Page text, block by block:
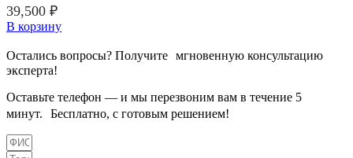
39,500 ₽
В корзину
Остались вопросы? Получите мгновенную консультацию
эксперта!
Оставьте телефон — и мы перезвоним вам в течение 5
минут. Бесплатно, с готовым решением!